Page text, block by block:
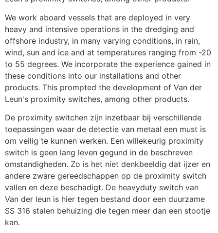
We work aboard vessels that are deployed in very
heavy and intensive operations in the dredging and
offshore industry, in many varying conditions, in rain,
wind, sun and ice and at temperatures ranging from -20
to 55 degrees. We incorporate the experience gained in
these conditions into our installations and other
products. This prompted the development of Van der
Leun's proximity switches, among other products.
De proximity switchen zijn inzetbaar bij verschillende
toepassingen waar de detectie van metaal een must is
om veilig te kunnen werken. Een willekeurig proximity
switch is geen lang leven gegund in de beschreven
omstandigheden. Zo is het niet denkbeeldig dat ijzer en
andere zware gereedschappen op de proximity switch
vallen en deze beschadigt. De heavyduty switch van
Van der leun is hier tegen bestand door een duurzame
SS 316 stalen behuizing die tegen meer dan een stootje
kan.